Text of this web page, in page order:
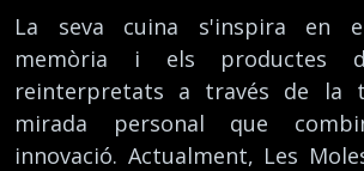
La seva cuina s'inspira en
memòria i els productes
reinterpretats a través de la
mirada personal que
innovació. Actualment, Les